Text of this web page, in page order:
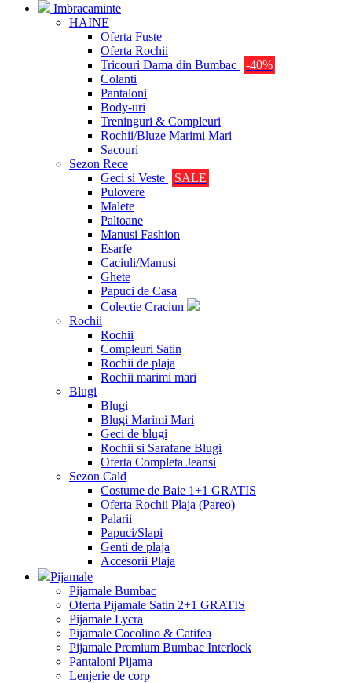
Imbracaminte
HAINE
Oferta Fuste
Oferta Rochii
Tricouri Dama din Bumbac
-40%
Colanti
Pantaloni
Body-uri
Treninguri & Compleuri
Rochii/Bluze Marimi Mari
Sacouri
Sezon Rece
Geci si Veste
SALE
Pulovere
Malete
Paltoane
Manusi Fashion
Esarfe
Caciuli/Manusi
Ghete
Papuci de Casa
Colectie Craciun
Rochii
Rochii
Compleuri Satin
Rochii de plaja
Rochii marimi mari
Blugi
Blugi
Blugi Marimi Mari
Geci de blugi
Rochii si Sarafane Blugi
Oferta Completa Jeansi
Sezon Cald
Costume de Baie 1+1 GRATIS
Oferta Rochii Plaja (Pareo)
Palarii
Papuci/Slapi
Genti de plaja
Accesorii Plaja
Pijamale
Pijamale Bumbac
Oferta Pijamale Satin 2+1 GRATIS
Pijamale Lycra
Pijamale Cocolino & Catifea
Pijamale Premium Bumbac Interlock
Pantaloni Pijama
Lenjerie de corp